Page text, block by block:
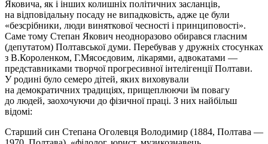
Яковича, як і інших колишніх політичних засланців,
на відповідальну посаду не випадковість, адже це були
«безсрібники, люди виняткової чесності і принциповості».
Саме тому Степан Якович неодноразово обирався гласним
(депутатом) Полтавської думи. Перебував у дружніх стосунках
з В.Короленком, Г.Мясоєдовим, лікарями, адвокатами —
представниками творчої прогресивної інтелігенції Полтави.
У родині було семеро дітей, яких виховували
на демократичних традиціях, прищеплюючи їм повагу
до людей, заохочуючи до фізичної праці. З них найбільш
відомі:
Старший син Степана Оголевця Володимир (1884, Полтава —